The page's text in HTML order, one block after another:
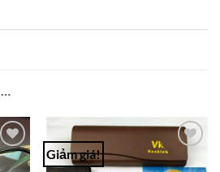
to
Giảm giá!
Add to
Wishlist